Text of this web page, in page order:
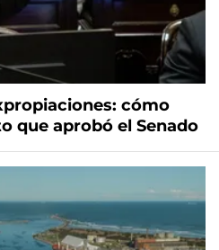
cómo
que aprobó el Senado